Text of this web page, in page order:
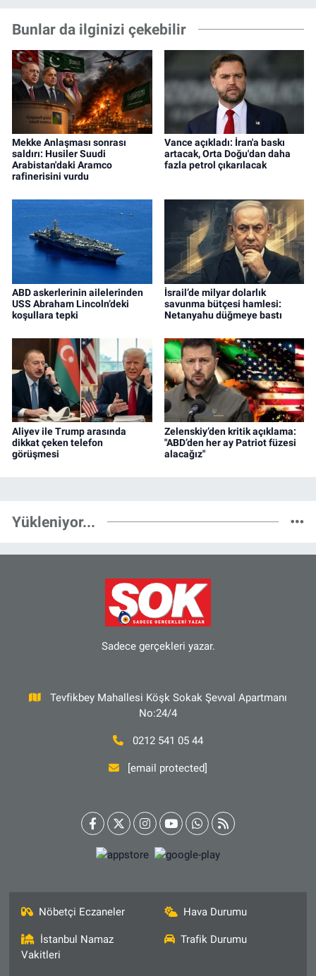
Bunlar da ilginizi çekebilir
Mekke Anlaşması sonrası
saldırı: Husiler Suudi
Arabistan'daki Aramco
rafinerisini vurdu
Vance açıkladı: İran'a baskı
artacak, Orta Doğu'dan daha
fazla petrol çıkarılacak
ABD askerlerinin ailelerinden
USS Abraham Lincoln’deki
koşullara tepki
İsrail’de milyar dolarlık
savunma bütçesi hamlesi:
Netanyahu düğmeye bastı
Aliyev ile Trump arasında
dikkat çeken telefon
görüşmesi
Zelenskiy’den kritik açıklama:
"ABD’den her ay Patriot füzesi
alacağız"
Yükleniyor...
Sadece gerçekleri yazar.
Tevfikbey Mahallesi Köşk Sokak Şevval Apartmanı
No:24/4
0212 541 05 44
[email protected]
Nöbetçi Eczaneler Hava Durumu
İstanbul Namaz
Vakitleri
Trafik Durumu